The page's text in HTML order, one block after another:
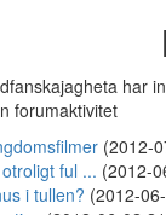
har
forumaktivitet
(2012-
ful ... (2012-
i tullen? (2012-